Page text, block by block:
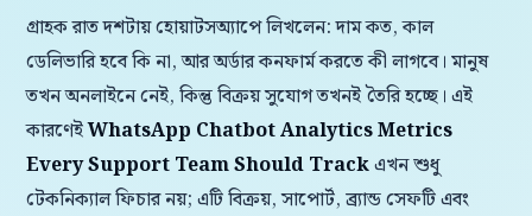
গ্রাহক রাত দশটায় হোয়াটসঅ্যাপে লিখলেন: দাম কত, কাল
ডেলিভারি হবে কি না, আর অর্ডার কনফার্ম করতে কী লাগবে। মানুষ
তখন অনলাইনে নেই, কিন্তু বিক্রয় সুযোগ তখনই তৈরি হচ্ছে। এই
কারণেইWhatsApp Chatbot Analytics Metrics
Every Support Team Should Trackএখন শুধু
টেকনিক্যাল ফিচার নয়; এটি বিক্রয়, সাপোর্ট, ব্র্যান্ড সেফটি এবং